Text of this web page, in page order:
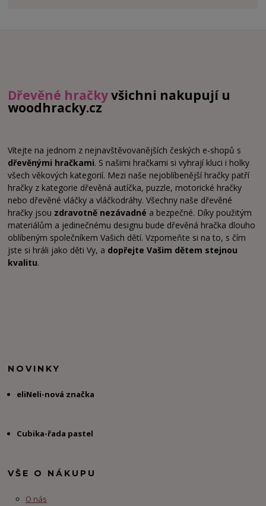
Dřevěné hračkyvšichni nakupují u
woodhracky.cz
Vítejte na jednom z nejnavštěvovanějších českých e-shopů s
dřevěnými hračkami. S našimi hračkami si vyhrají kluci i holky
všech věkových kategorií. Mezi naše nejoblíbenější hračky patří
hračky z kategorie dřevěná autíčka, puzzle, motorické hračky
nebo dřevěné vláčky a vláčkodráhy. Všechny naše dřevěné
hračky jsou zdravotně nezávadné a bezpečné. Díky použitým
materiálům a jedinečnému designu bude dřevěná hračka dlouho
oblíbeným společníkem Vašich dětí. Vzpomeňte si na to, s čím
jste si hráli jako děti Vy, a dopřejte Vašim dětem stejnou
kvalitu.
NOVINKY
eliNeli-nová značka
Cubika-řada pastel
VŠE O NÁKUPU
O nás